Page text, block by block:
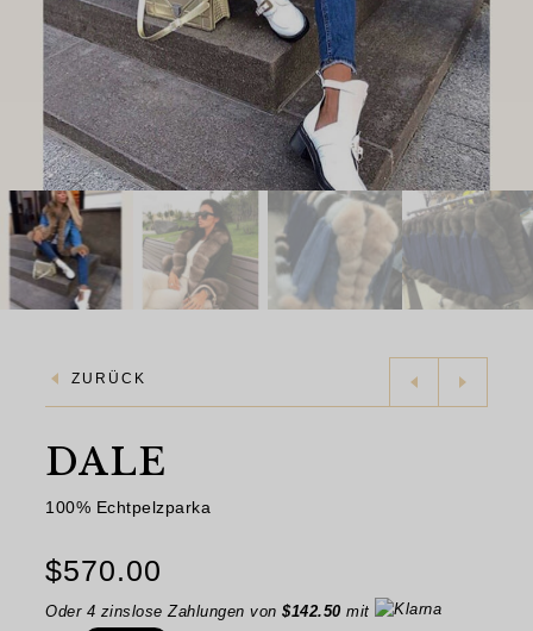
ZURÜCK
DALE
100% Echtpelzparka
$570.00
Oder 4 zinslose Zahlungen von $142.50 mit